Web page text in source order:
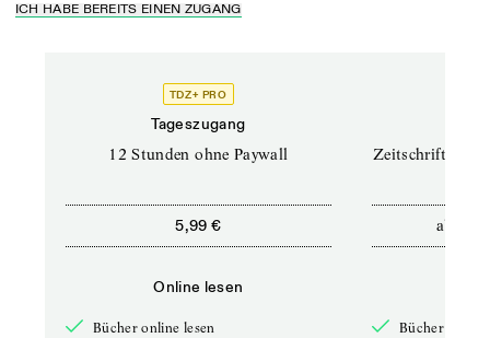
ICH HABE BEREITS EINEN ZUGANG
TDZ+ PRO
Tageszugang
12 Stunden ohne Paywall
5,99 €
Online lesen
Bücher online lesen
Zeitschriften
ab
Bücher online